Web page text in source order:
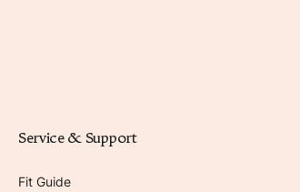
Service & Support
Fit Guide